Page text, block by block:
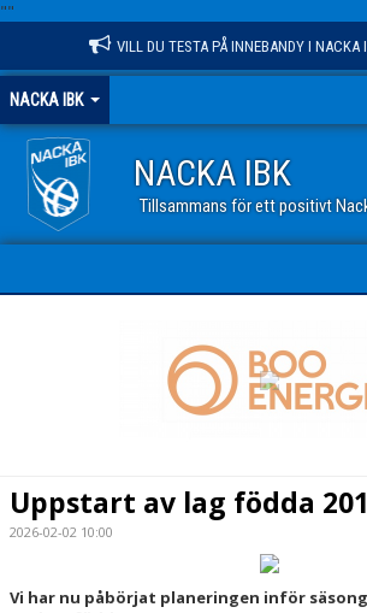
""
VILL DU TESTA PÅ INNEBANDY I NACKA
NACKA IBK
NACKA IBK
Tillsammans för ett positivt
OM KLUBBEN
Uppstart av lag födda
2026-02-02 10:00
Vi har nu påbörjat planeringen inför